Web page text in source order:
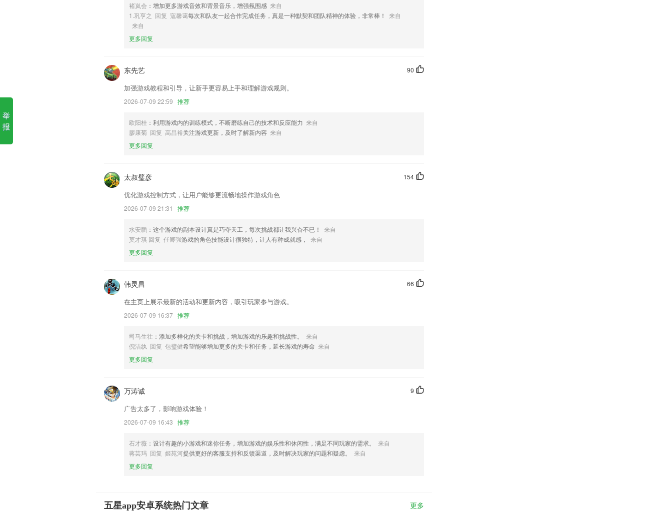
五星app安卓系统软件优势
1.难度分级控制,确保小朋友在练习过2265程中碰到词都是学过的词
2.10年积累14万+课件，100%覆盖全国教材版本、全年级全学科；
4.·能及时在线提交作业，或者在线查看作业，及时巩固课程知识
5.1，非常详细的划分了所有的板块，不同板块中呈现有不一样的学习内容。
6.大量的选择题，上面的题库非常的丰富，从科目一到科目四都有涉及。
五星app安卓系统更新了什么?
新增主题收藏功能
添加了签到入口；
新注册用户自带新建目标
新增网证冻结与解冻功能；
联系我们
以上就是五星app安卓系统的介绍，如果您喜欢这款软件，您可以到应用商店进行打分评论，说出您的使用经
历，以帮助我们更好的对产品进行优化修改。
褚岚会 ：增加更多游戏音效和背景音乐，增强氛围感 来自
1.巩亨之 回复 寇馨霭每次和队友一起合作完成任务，真是一种默契和团队精神的体验，非常棒！
来自
来自
更多回复
90
东先艺
加强游戏教程和引导，让新手更容易上手和理解游戏规则。
2026-07-09 22:59 推荐
欧阳桂 ：利用游戏内的训练模式，不断磨练自己的技术和反应能力 来自
廖康菊 回复 高昌裕关注游戏更新，及时了解新内容 来自
更多回复
154
太叔璧彦
优化游戏控制方式，让用户能够更流畅地操作游戏角色
2026-07-09 21:31 推荐
水安鹏 ：这个游戏的副本设计真是巧夺天工，每次挑战都让我兴奋不已！
来自
莫才琪 回复 任卿强游戏的角色技能设计很独特，让人有种成就感，
来自
更多回复
66
韩灵昌
在主页上展示最新的活动和更新内容，吸引玩家参与游戏。
2026-07-09 16:37 推荐
司马生壮 ：添加多样化的关卡和挑战，增加游戏的乐趣和挑战性。
来自
倪洁纨 回复 包璧健希望能够增加更多的关卡和任务，延长游戏的寿命 来自
更多回复
9
万涛诚
广告太多了，影响游戏体验！
2026-07-09 16:43 推荐
石才薇 ：设计有趣的小游戏和迷你任务，增加游戏的娱乐性和休闲性，满足不同玩家的需求。
来自
蒋芸玛 回复 姬苑河提供更好的客服支持和反馈渠道，及时解决玩家的问题和疑虑。
来自
更多回复
五星app安卓系统热门文章 更多
举
报